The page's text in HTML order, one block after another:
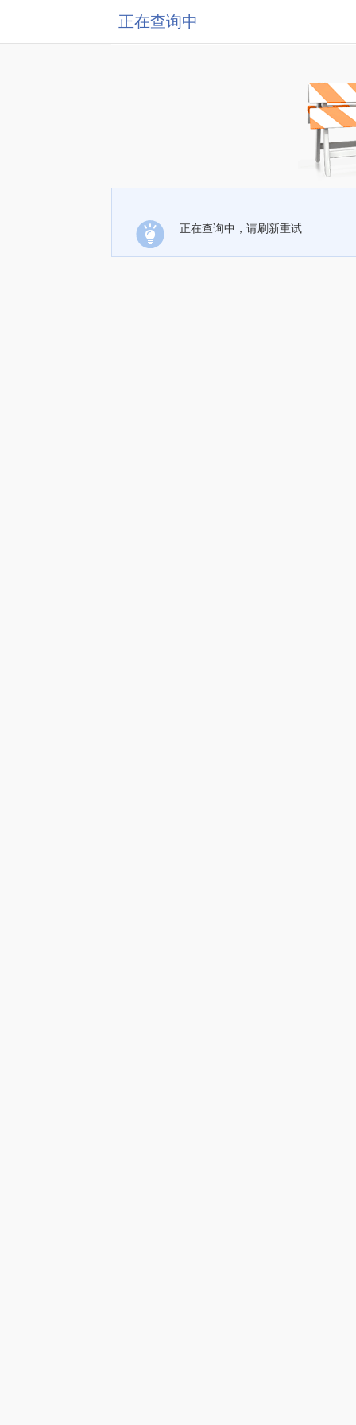
正在查询中
正在查询中，请刷新重试